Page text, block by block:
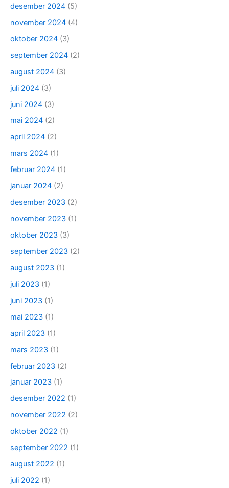
desember 2024 (5)
november 2024 (4)
oktober 2024 (3)
september 2024 (2)
august 2024 (3)
juli 2024 (3)
juni 2024 (3)
mai 2024 (2)
april 2024 (2)
mars 2024 (1)
februar 2024 (1)
januar 2024 (2)
desember 2023 (2)
november 2023 (1)
oktober 2023 (3)
september 2023 (2)
august 2023 (1)
juli 2023 (1)
juni 2023 (1)
mai 2023 (1)
april 2023 (1)
mars 2023 (1)
februar 2023 (2)
januar 2023 (1)
desember 2022 (1)
november 2022 (2)
oktober 2022 (1)
september 2022 (1)
august 2022 (1)
juli 2022 (1)